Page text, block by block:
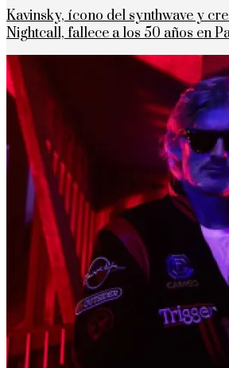
Kavinsky, ícono del synthwave y
Nightcall, fallece a los 50 años en